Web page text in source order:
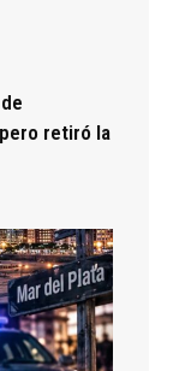
retiró la